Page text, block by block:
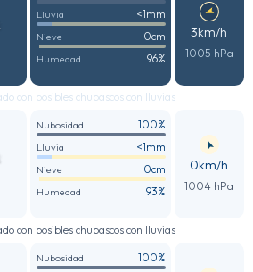
Lluvia <1mm
Nieve 0cm
Humedad 96%
3km/h
1005 hPa
con posibles chubascos con lluvias
Nubosidad 100%
Lluvia <1mm
Nieve 0cm
Humedad 93%
0km/h
1004 hPa
con posibles chubascos con lluvias
Nubosidad 100%